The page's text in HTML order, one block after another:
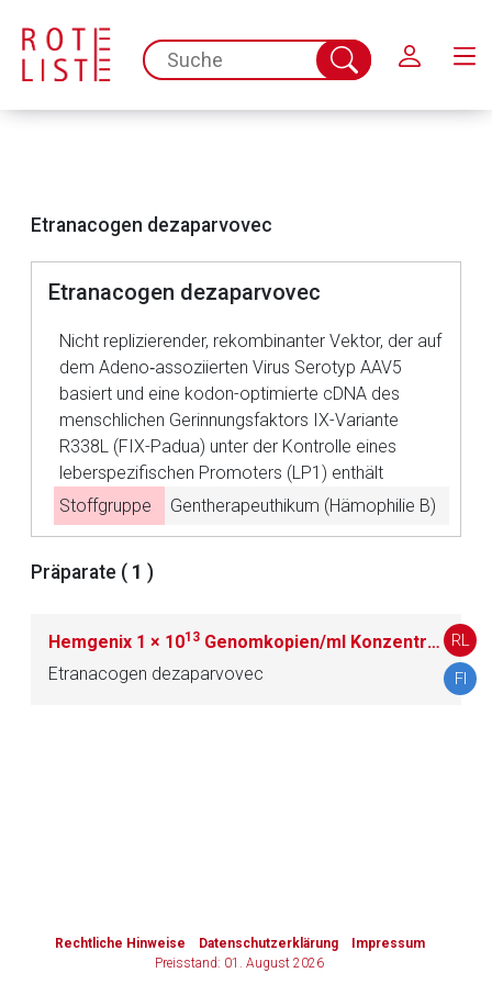
spc.search.input.placeholder
Suche
abschicken
Etranacogen dezaparvovec
Etranacogen dezaparvovec
Nicht replizierender, rekombinanter Vektor, der auf
dem Adeno‑assoziierten Virus Serotyp AAV5
basiert und eine kodon-optimierte cDNA des
menschlichen Gerinnungsfaktors IX-Variante
R338L (FIX-Padua) unter der Kontrolle eines
leberspezifischen Promoters (LP1) enthält
Stoffgruppe
Gentherapeuthikum (Hämophilie B)
Präparate ( 1 )
Hemgenix 1 × 1013 Genomkopien/ml Konzentrat zur Herstellung einer Infusionslösung
Etranacogen dezaparvovec
RL
FI
Rechtliche Hinweise Datenschutzerklärung
Impressum
Preisstand: 01. August 2026
Aufruf einer externen Seite
Der von Ihnen aufgerufene Link öffnet eine externe Web-
Seite. Für die Inhalte der externen Web-Seite ist deren
Betreiber verantwortlich. Ebenso gelten dort ggf. andere
Datenschutzbestimmungen.
Zurück zur rote-liste.de Zur Seite